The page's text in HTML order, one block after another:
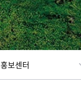
홍보센터